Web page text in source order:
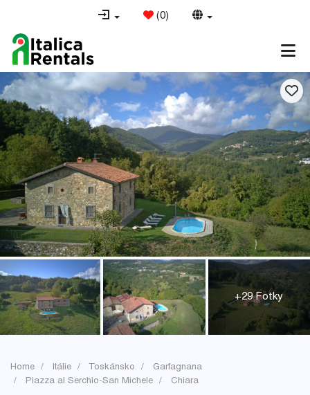
(0)
+29 Fotky
Home Itálie Toskánsko
Garfagnana
Piazza al Serchio-San Michele
Chiara